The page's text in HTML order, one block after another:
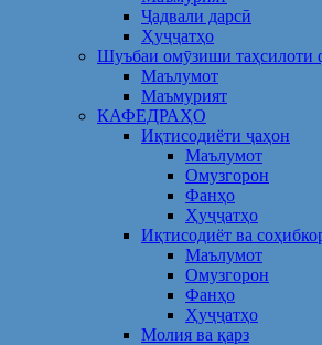
Ҷадвали дарсӣ
Ҳуҷҷатҳо
Шуъбаи омӯзиши таҳсилоти
Маълумот
Маъмурият
КАФЕДРАҲО
Иқтисодиёти ҷаҳон
Маълумот
Омузгорон
Фанҳо
Ҳуҷҷатҳо
Иқтисодиёт ва
Маълумот
Омузгорон
Фанҳо
Ҳуҷҷатҳо
Молия ва қарз